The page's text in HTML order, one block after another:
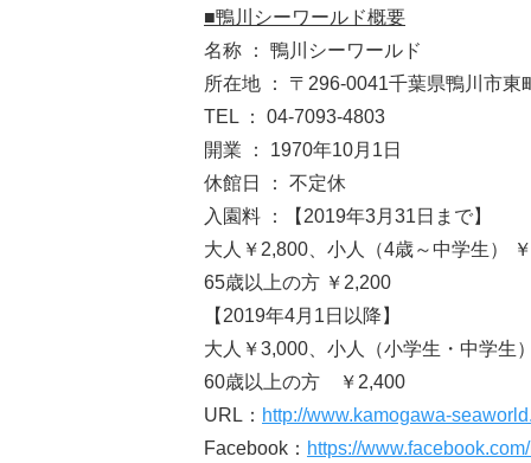
■鴨川シーワールド概要
名称 ： 鴨川シーワールド
所在地 ： 〒296-0041千葉県鴨川市東
TEL ： 04-7093-4803
開業 ： 1970年10月1日
休館日 ： 不定休
入園料 ：【2019年3月31日まで】
大人￥2,800、小人（4歳～中学生）
65歳以上の方 ￥2,200
【2019年4月1日以降】
大人￥3,000、小人（小学生・中学生
60歳以上の方 ￥2,400
URL： http://www.kamogawa-
Facebook： https://